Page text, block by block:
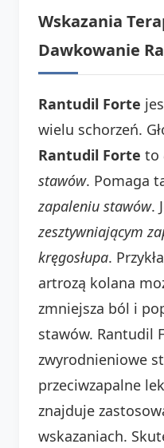
Wskazania
Dawkowanie
Rantudil Forte
wielu schorzeń.
Rantudil Forte to
stawów. Pomaga
zapaleniu stawów.
zesztywniającym
kręgosłupa.
artrozą kolana
zmniejsza ból i
stawów. Rantudil
zwyrodnieniowe
przeciwzapalne
znajduje
wskazaniach.